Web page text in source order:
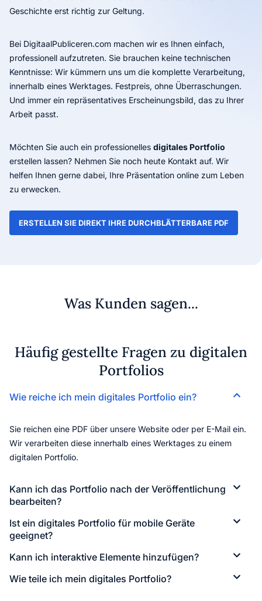
Geschichte erst richtig zur Geltung.
Bei DigitaalPubliceren.com machen wir es Ihnen einfach,
professionell aufzutreten. Sie brauchen keine technischen
Kenntnisse: Wir kümmern uns um die komplette Verarbeitung,
innerhalb eines Werktages. Festpreis, ohne Überraschungen.
Und immer ein repräsentatives Erscheinungsbild, das zu Ihrer
Arbeit passt.
Möchten Sie auch ein professionelles digitales Portfolio
erstellen lassen? Nehmen Sie noch heute Kontakt auf. Wir
helfen Ihnen gerne dabei, Ihre Präsentation online zum Leben
zu erwecken.
ERSTELLEN SIE DIREKT IHRE DURCHBLÄTTERBARE PDF
Was Kunden sagen...
Häufig gestellte Fragen zu digitalen
Portfolios
Wie reiche ich mein digitales Portfolio ein?
Sie reichen eine PDF über unsere Website oder per E-Mail ein.
Wir verarbeiten diese innerhalb eines Werktages zu einem
digitalen Portfolio.
Kann ich das Portfolio nach der Veröffentlichung
bearbeiten?
Ist ein digitales Portfolio für mobile Geräte
geeignet?
Kann ich interaktive Elemente hinzufügen?
Wie teile ich mein digitales Portfolio?